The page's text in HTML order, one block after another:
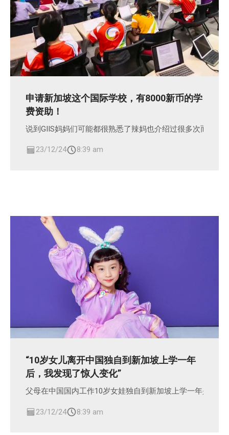
申请新加坡这个国际学校，有8000新币的学
费资助！
说到GIIS妈妈们可能都很熟悉了辣妈也介绍过很多次而且
23/12/24 8:39 am
“10岁女儿离开中国独自到新加坡上学一年
后，我发现了惊人变化”
父母在中国国内工作10岁女娃独自到新加坡上学一年是什么
23/12/24 8:39 am